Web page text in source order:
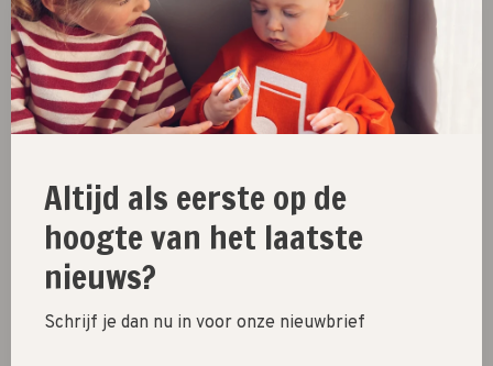
Share this product: Facebook Twitter Email
SALE 30%
SALE 60%
Clothes
Shoes
Altijd als eerste op de
hoogte van het laatste
nieuws?
Schrijf je dan nu in voor onze nieuwbrief